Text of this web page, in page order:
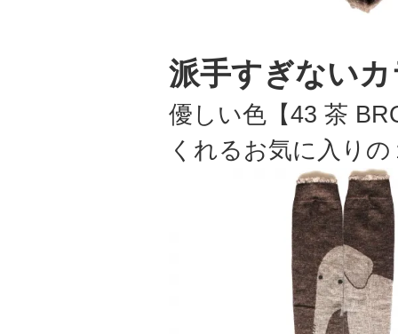
派手すぎない
優しい色【43 茶
くれるお気に入り